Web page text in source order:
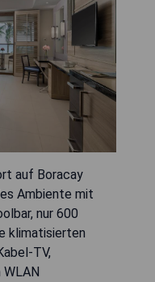
auf Boracay
Ambiente mit
nur 600
klimatisierten
TV,